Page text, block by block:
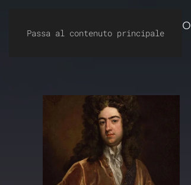
Passa al contenuto principale
Dirty Dancing Milano